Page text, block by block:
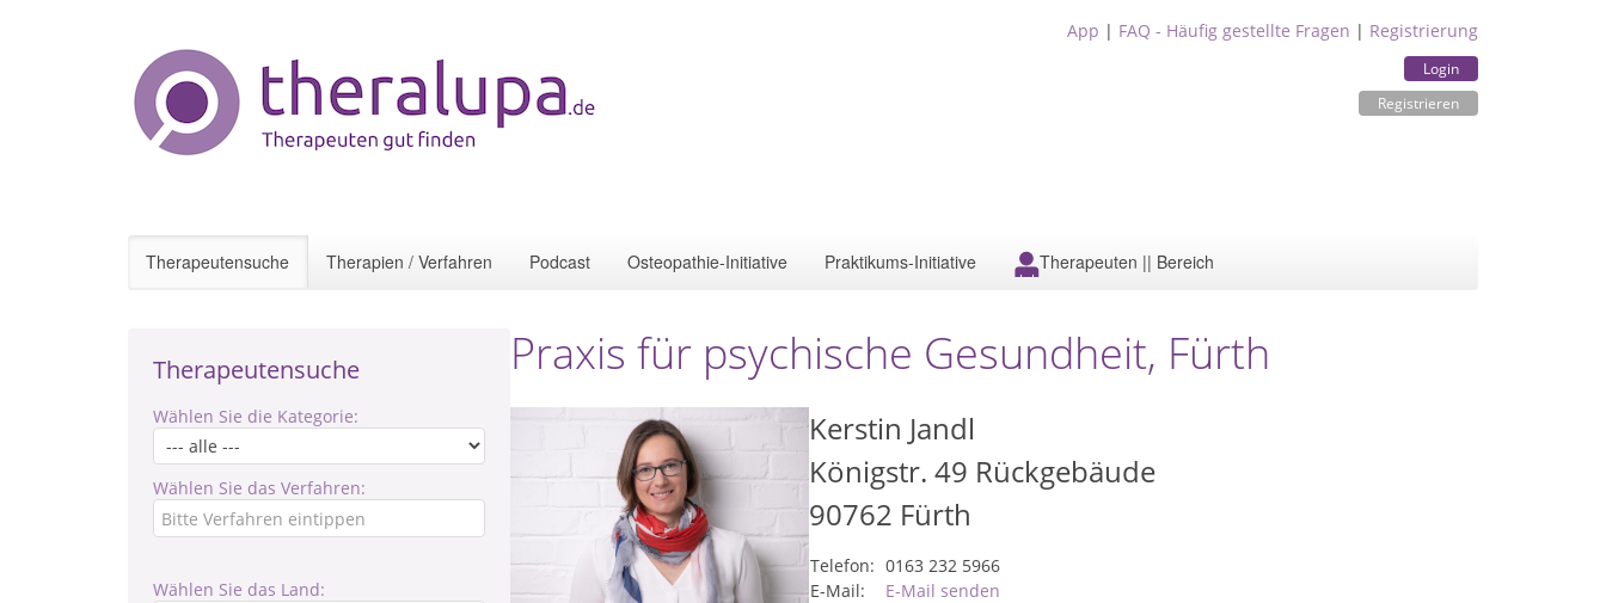
App | FAQ - Häufig gestellte Fragen | Registrierung
Login
Registrieren
Therapeutensuche Therapien / Verfahren Podcast Osteopathie-Initiative Praktikums-Initiative Therapeuten || Bereich
Therapeutensuche
Wählen Sie die Kategorie:
Wählen Sie das Verfahren:
Wählen Sie das Land:
Praxis für psychische Gesundheit, Fürth
Kerstin Jandl
Königstr. 49 Rückgebäude
90762 Fürth
Telefon: 0163 232 5966
E-Mail:
E-Mail senden